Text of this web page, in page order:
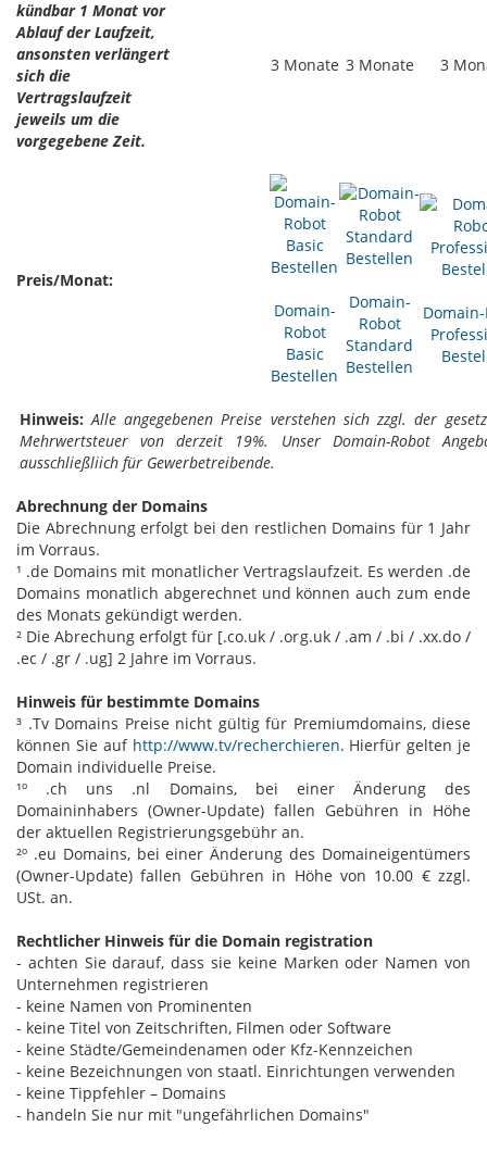
kündbar 1 Monat vor
Ablauf der Laufzeit,
ansonsten verlängert
sich die
Vertragslaufzeit
jeweils um die
vorgegebene Zeit.
3 Monate 3 Monate 3
Preis/Monat:
Domain-
Robot
Basic
Bestellen
Domain-
Robot
Standard
Bestellen
Hinweis: Alle angegebenen Preise verstehen sich zzgl. der
Mehrwertsteuer von derzeit 19%. Unser Domain-Robot
ausschließliich für Gewerbetreibende.
Abrechnung der Domains
Die Abrechnung erfolgt bei den restlichen Domains für 1 Jahr
im Vorraus.
¹ .de Domains mit monatlicher Vertragslaufzeit. Es werden .de
Domains monatlich abgerechnet und können auch zum ende
des Monats gekündigt werden.
² Die Abrechung erfolgt für [.co.uk / .org.uk / .am / .bi / .xx.do /
.ec / .gr / .ug] 2 Jahre im Vorraus.
Hinweis für bestimmte Domains
³ .Tv Domains Preise nicht gültig für Premiumdomains, diese
können Sie auf http://www.tv/recherchieren. Hierfür gelten je
Domain individuelle Preise.
¹º .ch uns .nl Domains, bei einer Änderung des
Domaininhabers (Owner-Update) fallen Gebühren in Höhe
der aktuellen Registrierungsgebühr an.
²º .eu Domains, bei einer Änderung des Domaineigentümers
(Owner-Update) fallen Gebühren in Höhe von 10.00 € zzgl.
USt. an.
Rechtlicher Hinweis für die Domain registration
- achten Sie darauf, dass sie keine Marken oder Namen von
Unternehmen registrieren
- keine Namen von Prominenten
- keine Titel von Zeitschriften, Filmen oder Software
- keine Städte/Gemeindenamen oder Kfz-Kennzeichen
- keine Bezeichnungen von staatl. Einrichtungen verwenden
- keine Tippfehler – Domains
- handeln Sie nur mit "ungefährlichen Domains"